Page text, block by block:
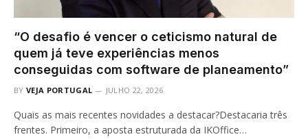
“O desafio é vencer o ceticismo natural de
quem já teve experiências menos
conseguidas com software de planeamento”
BY VEJA PORTUGAL JULHO 22, 2026
Quais as mais recentes novidades a destacar?Destacaria três
frentes. Primeiro, a aposta estruturada da IKOffice…